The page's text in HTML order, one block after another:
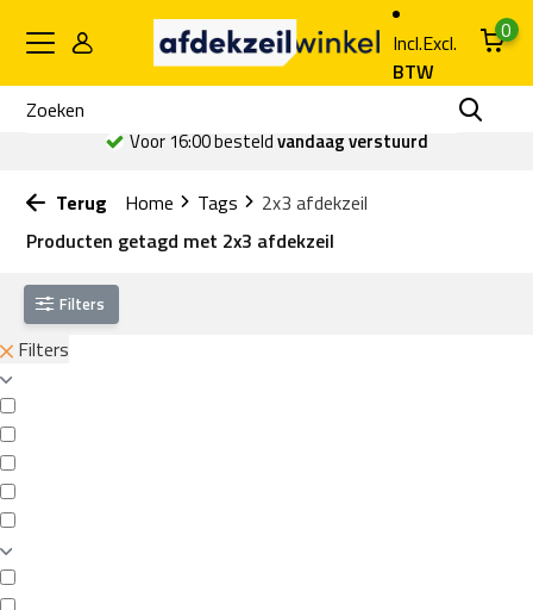
Incl.Excl.
BTW
0
Voor 16:00 besteldvandaag verstuurd
Terug Home Tags
2x3 afdekzeil
Producten getagd met 2x3 afdekzeil
Filters
Filters